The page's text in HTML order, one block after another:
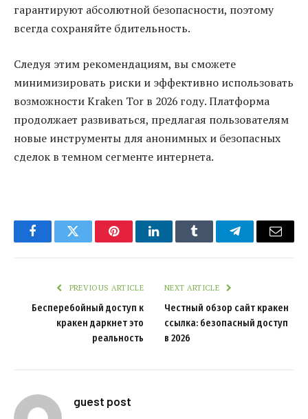
гарантируют абсолютной безопасности, поэтому
всегда сохраняйте бдительность.
Следуя этим рекомендациям, вы сможете
минимизировать риски и эффективно использовать
возможности Kraken Tor в 2026 году. Платформа
продолжает развиваться, предлагая пользователям
новые инструменты для анонимных и безопасных
сделок в темном сегменте интернета.
FacebookTwitter PinterestLinkedInTumblr TelegramEmail
PREVIOUS ARTICLE
Бесперебойный доступ к
кракен даркнет это
реальность
NEXT ARTICLE
Честный обзор сайт кракен
ссылка: безопасный доступ
в 2026
guest post